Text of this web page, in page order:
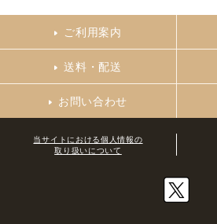
ご利用案内
送料・配送
お問い合わせ
当サイトにおける個人情報の
取り扱いについて